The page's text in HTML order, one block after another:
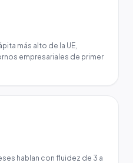
más alto de la UE,
empresariales de primer
hablan con fluidez de 3 a